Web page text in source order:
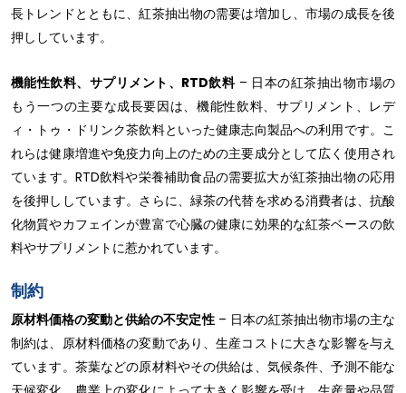
長トレンドとともに、紅茶抽出物の需要は増加し、市場の成長を後
押ししています。
機能性飲料、サプリメント、RTD飲料– 日本の紅茶抽出物市場の
もう一つの主要な成長要因は、機能性飲料、サプリメント、レデ
ィ・トゥ・ドリンク茶飲料といった健康志向製品への利用です。こ
れらは健康増進や免疫力向上のための主要成分として広く使用され
ています。RTD飲料や栄養補助食品の需要拡大が紅茶抽出物の応用
を後押ししています。さらに、緑茶の代替を求める消費者は、抗酸
化物質やカフェインが豊富で心臓の健康に効果的な紅茶ベースの飲
料やサプリメントに惹かれています。
制約
原材料価格の変動と供給の不安定性– 日本の紅茶抽出物市場の主な
制約は、原材料価格の変動であり、生産コストに大きな影響を与え
ています。茶葉などの原材料やその供給は、気候条件、予測不能な